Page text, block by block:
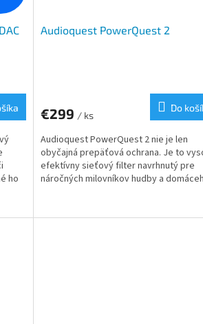
ho
Audioquest PowerQuest 2
€299 / ks
Do
Audioquest PowerQuest 2 nie je len
obyčajná prepäťová ochrana. Je to
efektívny sieťový filter navrhnutý pre
náročných milovníkov hudby a